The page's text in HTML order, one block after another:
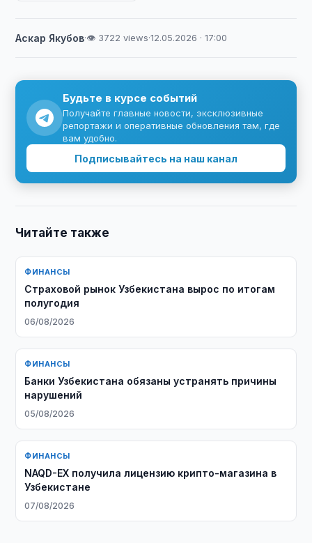
Аскар Якубов·👁 3722 views·12.05.2026 · 17:00
Будьте в курсе событий
Получайте главные новости, эксклюзивные
репортажи и оперативные обновления там, где
вам удобно.
Подписывайтесь на наш канал
Читайте также
ФИНАНСЫ
Страховой рынок Узбекистана вырос по итогам
полугодия
06/08/2026
ФИНАНСЫ
Банки Узбекистана обязаны устранять причины
нарушений
05/08/2026
ФИНАНСЫ
NAQD-EX получила лицензию крипто-магазина в
Узбекистане
07/08/2026